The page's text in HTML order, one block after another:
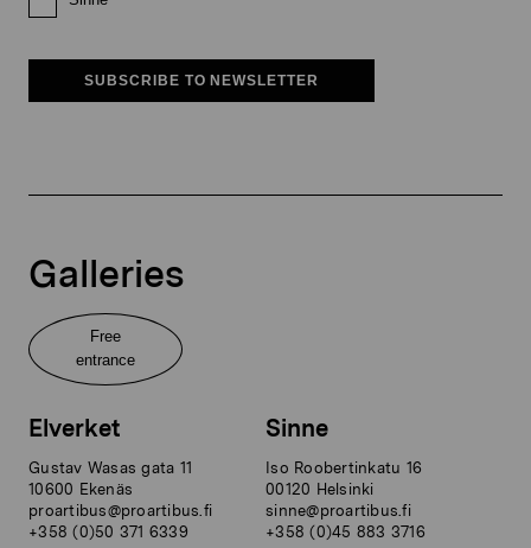
SUBSCRIBE TO NEWSLETTER
Galleries
Free
entrance
Elverket
Gustav Wasas gata 11
10600 Ekenäs
proartibus@proartibus.fi
+358 (0)50 371 6339
Sinne
Iso Roobertinkatu 16
00120 Helsinki
sinne@proartibus.fi
+358 (0)45 883 3716